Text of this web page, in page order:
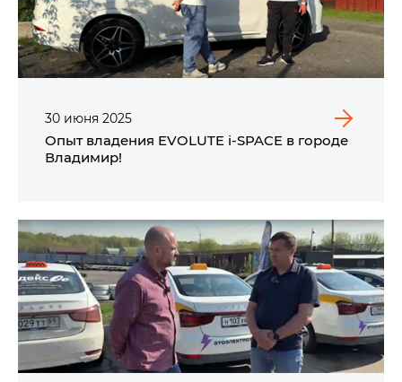
30 июня 2025
Опыт владения EVOLUTE i‑SPACE в городе
Владимир!